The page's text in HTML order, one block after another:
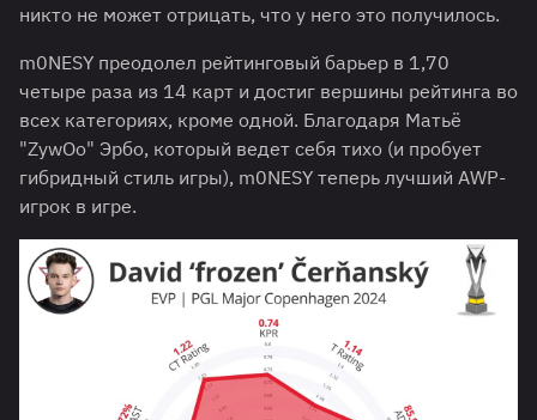
никто не может отрицать, что у него это получилось.
m0NESY преодолел рейтинговый барьер в 1,70
четыре раза из 14 карт и достиг вершины рейтинга во
всех категориях, кроме одной. Благодаря Матьё
"ZywOo" Эрбо, который ведет себя тихо (и пробует
гибридный стиль игры), m0NESY теперь лучший AWP-
игрок в игре.